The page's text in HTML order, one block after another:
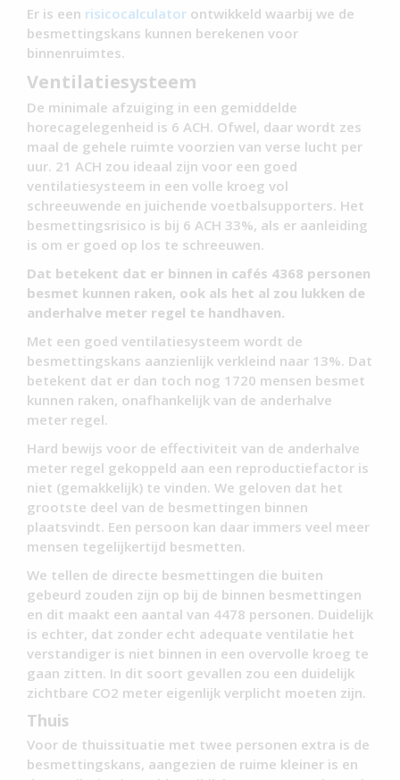
Er is een risicocalculator ontwikkeld waarbij we de
besmettingskans kunnen berekenen voor
binnenruimtes.
Ventilatiesysteem
De minimale afzuiging in een gemiddelde
horecagelegenheid is 6 ACH. Ofwel, daar wordt zes
maal de gehele ruimte voorzien van verse lucht per
uur. 21 ACH zou ideaal zijn voor een goed
ventilatiesysteem in een volle kroeg vol
schreeuwende en juichende voetbalsupporters. Het
besmettingsrisico is bij 6 ACH 33%, als er aanleiding
is om er goed op los te schreeuwen.
Dat betekent dat er binnen in cafés 4368 personen
besmet kunnen raken, ook als het al zou lukken de
anderhalve meter regel te handhaven.
Met een goed ventilatiesysteem wordt de
besmettingskans aanzienlijk verkleind naar 13%. Dat
betekent dat er dan toch nog 1720 mensen besmet
kunnen raken, onafhankelijk van de anderhalve
meter regel.
Hard bewijs voor de effectiviteit van de anderhalve
meter regel gekoppeld aan een reproductiefactor is
niet (gemakkelijk) te vinden. We geloven dat het
grootste deel van de besmettingen binnen
plaatsvindt. Een persoon kan daar immers veel meer
mensen tegelijkertijd besmetten.
We tellen de directe besmettingen die buiten
gebeurd zouden zijn op bij de binnen besmettingen
en dit maakt een aantal van 4478 personen. Duidelijk
is echter, dat zonder echt adequate ventilatie het
verstandiger is niet binnen in een overvolle kroeg te
gaan zitten. In dit soort gevallen zou een duidelijk
zichtbare CO2 meter eigenlijk verplicht moeten zijn.
Thuis
Voor de thuissituatie met twee personen extra is de
besmettingskans, aangezien de ruime kleiner is en